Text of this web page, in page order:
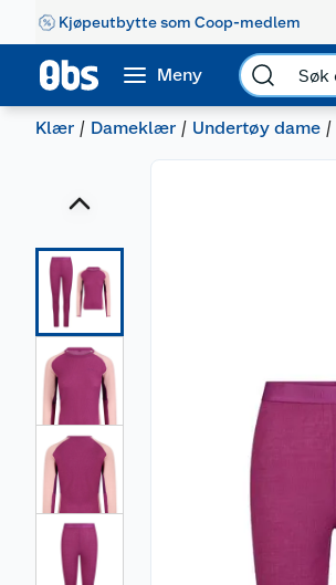
Kjøpeutbytte som Coop-medlem
Meny
Klær Dameklær Undertøy dame